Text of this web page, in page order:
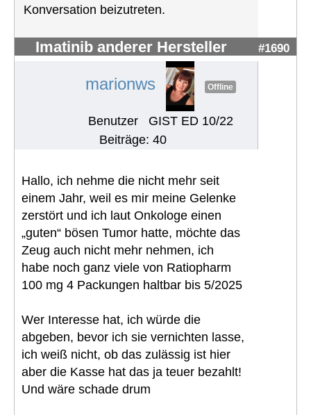
Konversation beizutreten.
Imatinib anderer Hersteller #1690
marionws Offline
Benutzer
GIST ED 10/22
Beiträge: 40
Hallo, ich nehme die nicht mehr seit
einem Jahr, weil es mir meine Gelenke
zerstört und ich laut Onkologe einen
„guten“ bösen Tumor hatte, möchte das
Zeug auch nicht mehr nehmen, ich
habe noch ganz viele von Ratiopharm
100 mg 4 Packungen haltbar bis 5/2025
Wer Interesse hat, ich würde die
abgeben, bevor ich sie vernichten lasse,
ich weiß nicht, ob das zulässig ist hier
aber die Kasse hat das ja teuer bezahlt!
Und wäre schade drum